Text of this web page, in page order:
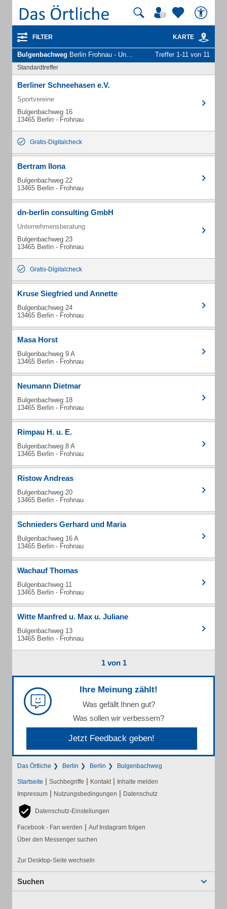
FILTER KARTE
Bulgenbachweg Berlin Frohnau - Unternehmen und Personen Treffer 1-11 von 11
Standardtreffer
Berliner Schneehasen e.V.
Sportvereine
Bulgenbachweg 16
13465 Berlin - Frohnau
Gratis-Digitalcheck
Bertram Ilona
Bulgenbachweg 22
13465 Berlin - Frohnau
dn-berlin consulting GmbH
Unternehmensberatung
Bulgenbachweg 23
13465 Berlin - Frohnau
Gratis-Digitalcheck
Kruse Siegfried und Annette
Bulgenbachweg 24
13465 Berlin - Frohnau
Masa Horst
Bulgenbachweg 9 A
13465 Berlin - Frohnau
Neumann Dietmar
Bulgenbachweg 18
13465 Berlin - Frohnau
Rimpau H. u. E.
Bulgenbachweg 8 A
13465 Berlin - Frohnau
Ristow Andreas
Bulgenbachweg 20
13465 Berlin - Frohnau
Schnieders Gerhard und Maria
Bulgenbachweg 16 A
13465 Berlin - Frohnau
Wachauf Thomas
Bulgenbachweg 11
13465 Berlin - Frohnau
Witte Manfred u. Max u. Juliane
Bulgenbachweg 13
13465 Berlin - Frohnau
1 von 1
Ihre Meinung zählt!
Was gefällt Ihnen gut?
Was sollen wir verbessern?
Jetzt Feedback geben!
Das Örtliche Berlin Berlin Bulgenbachweg
Startseite | Suchbegriffe | Kontakt | Inhalte melden
Impressum | Nutzungsbedingungen | Datenschutz
Datenschutz-Einstellungen
Facebook - Fan werden | Auf Instagram folgen
Über den Messenger suchen
Zur Desktop-Seite wechseln
Suchen